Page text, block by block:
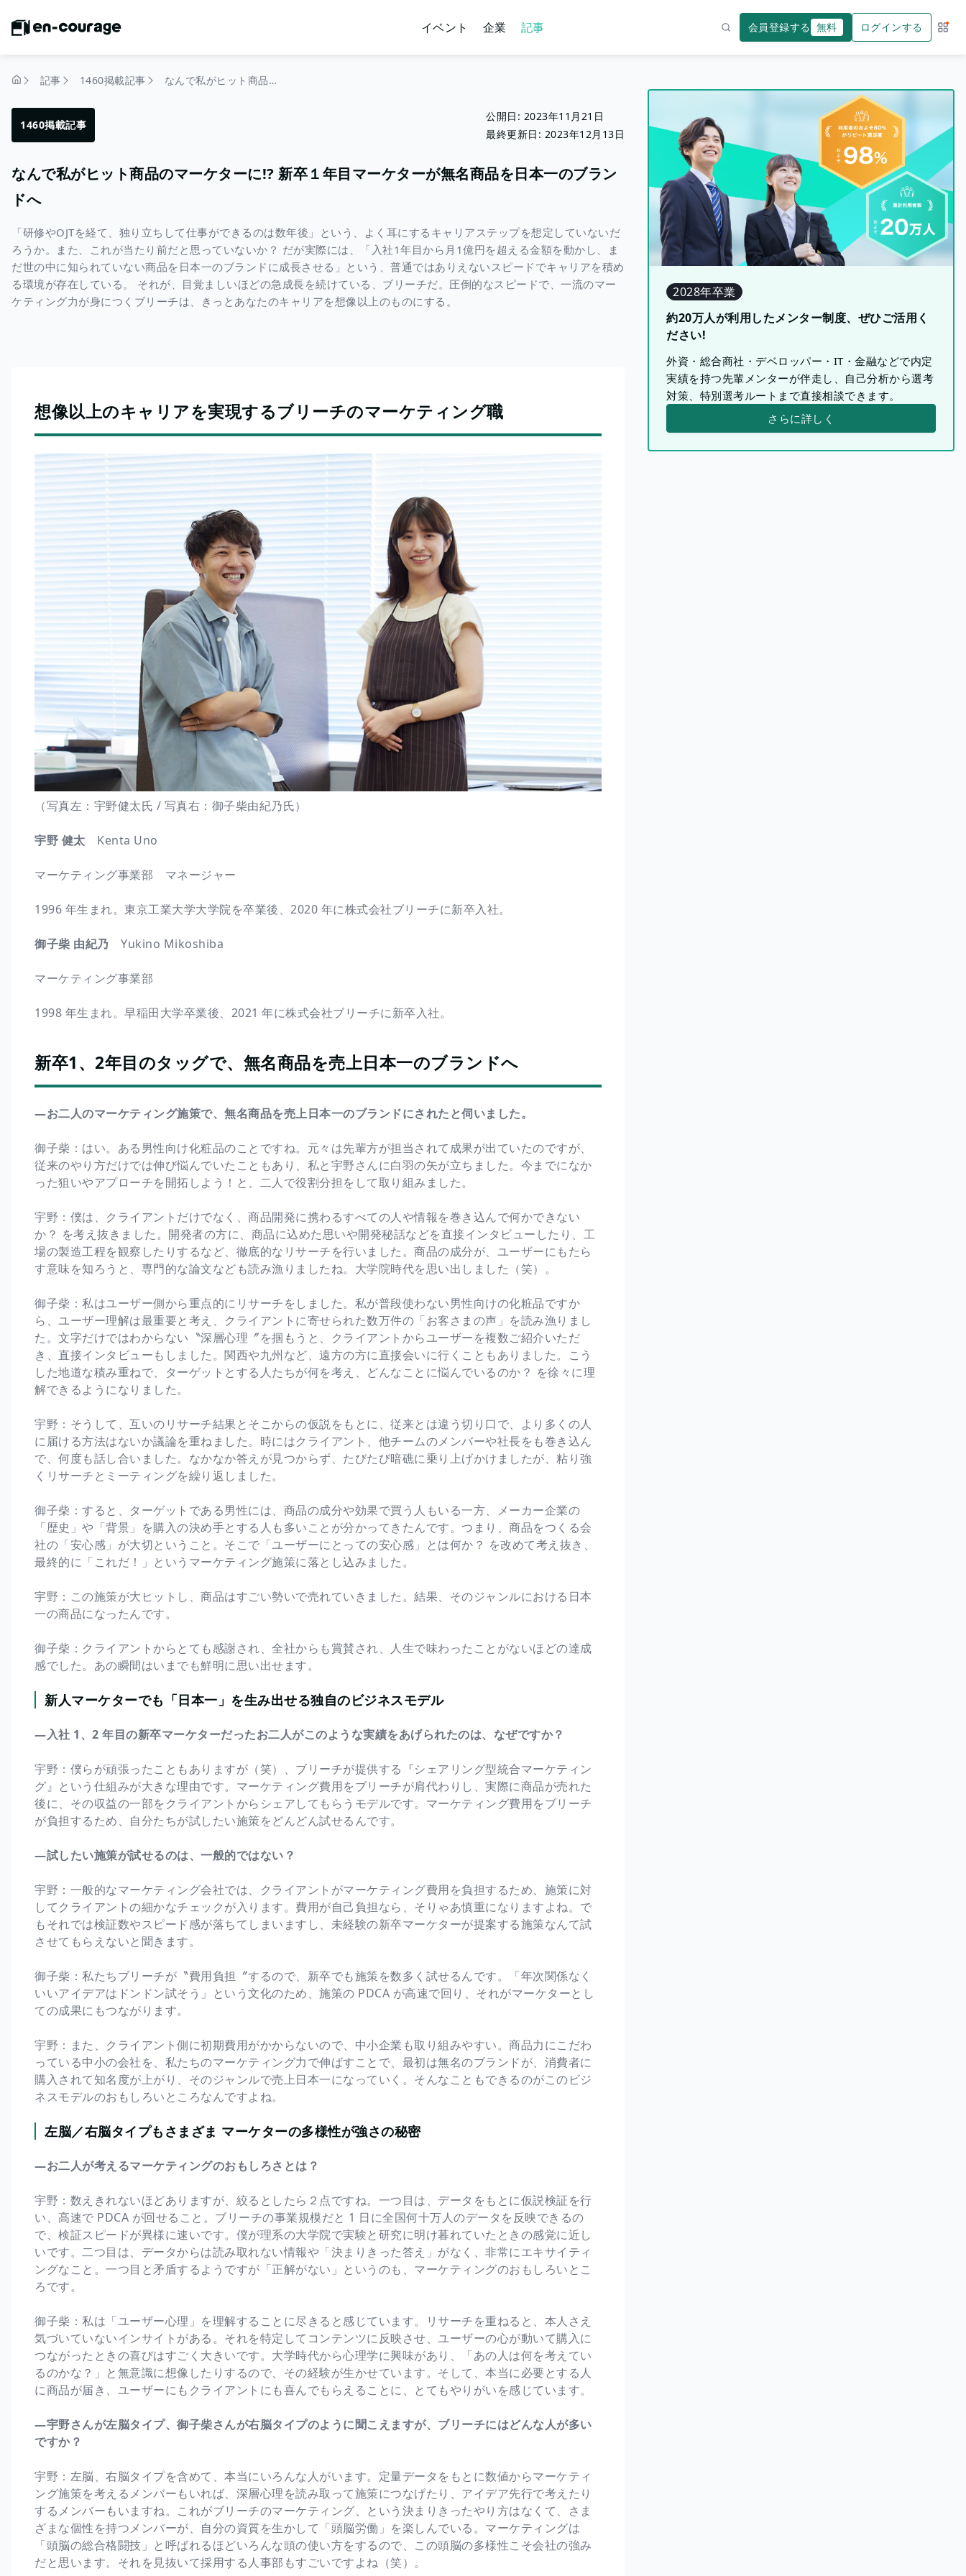
イベント 企業 記事 会員登録する 無料 ログインする サー
記事 1460掲載記事 なんで私がヒット商品のマーケターに!? 新卒１年目マーケターが無名商品を日本一のブランドへ
1460掲載記事
公開日: 2023年11月21日
最終更新日: 2023年12月13日
なんで私がヒット商品のマーケターに!? 新卒１年目マーケターが無名商品を日本一のブラン
ドへ
「研修やOJTを経て、独り立ちして仕事ができるのは数年後」という、よく耳にするキャリアステップを想定していないだ
ろうか。また、これが当たり前だと思っていないか？ だが実際には、「入社1年目から月1億円を超える金額を動かし、ま
だ世の中に知られていない商品を日本一のブランドに成長させる」という、普通ではありえないスピードでキャリアを積め
る環境が存在している。 それが、目覚ましいほどの急成長を続けている、ブリーチだ。圧倒的なスピードで、一流のマー
ケティング力が身につくブリーチは、きっとあなたのキャリアを想像以上のものにする。
想像以上のキャリアを実現するブリーチのマーケティング職
（写真左：宇野健太氏 / 写真右：御子柴由紀乃氏）
宇野 健太 Kenta Uno
マーケティング事業部 マネージャー
1996 年生まれ。東京工業大学大学院を卒業後、2020 年に株式会社ブリーチに新卒入社。
御子柴 由紀乃 Yukino Mikoshiba
マーケティング事業部
1998 年生まれ。早稲田大学卒業後、2021 年に株式会社ブリーチに新卒入社。
新卒1、2年目のタッグで、無名商品を売上日本一のブランドへ
―お二人のマーケティング施策で、無名商品を売上日本一のブランドにされたと伺いました。
御子柴：はい。ある男性向け化粧品のことですね。元々は先輩方が担当されて成果が出ていたのですが、
従来のやり方だけでは伸び悩んでいたこともあり、私と宇野さんに白羽の矢が立ちました。今までになか
った狙いやアプローチを開拓しよう！と、二人で役割分担をして取り組みました。
宇野：僕は、クライアントだけでなく、商品開発に携わるすべての人や情報を巻き込んで何かできない
か？ を考え抜きました。開発者の方に、商品に込めた思いや開発秘話などを直接インタビューしたり、工
場の製造工程を観察したりするなど、徹底的なリサーチを行いました。商品の成分が、ユーザーにもたら
す意味を知ろうと、専門的な論文なども読み漁りましたね。大学院時代を思い出しました（笑）。
御子柴：私はユーザー側から重点的にリサーチをしました。私が普段使わない男性向けの化粧品ですか
ら、ユーザー理解は最重要と考え、クライアントに寄せられた数万件の「お客さまの声」を読み漁りまし
た。文字だけではわからない〝深層心理〞を掴もうと、クライアントからユーザーを複数ご紹介いただ
き、直接インタビューもしました。関西や九州など、遠方の方に直接会いに行くこともありました。こう
した地道な積み重ねで、ターゲットとする人たちが何を考え、どんなことに悩んでいるのか？ を徐々に理
解できるようになりました。
宇野：そうして、互いのリサーチ結果とそこからの仮説をもとに、従来とは違う切り口で、より多くの人
に届ける方法はないか議論を重ねました。時にはクライアント、他チームのメンバーや社長をも巻き込ん
で、何度も話し合いました。なかなか答えが見つからず、たびたび暗礁に乗り上げかけましたが、粘り強
くリサーチとミーティングを繰り返しました。
御子柴：すると、ターゲットである男性には、商品の成分や効果で買う人もいる一方、メーカー企業の
「歴史」や「背景」を購入の決め手とする人も多いことが分かってきたんです。つまり、商品をつくる会
社の「安心感」が大切ということ。そこで「ユーザーにとっての安心感」とは何か？ を改めて考え抜き、
最終的に「これだ！」というマーケティング施策に落とし込みました。
宇野：この施策が大ヒットし、商品はすごい勢いで売れていきました。結果、そのジャンルにおける日本
一の商品になったんです。
御子柴：クライアントからとても感謝され、全社からも賞賛され、人生で味わったことがないほどの達成
感でした。あの瞬間はいまでも鮮明に思い出せます。
新人マーケターでも「日本一」を生み出せる独自のビジネスモデル
―入社 1、2 年目の新卒マーケターだったお二人がこのような実績をあげられたのは、なぜですか？
宇野：僕らが頑張ったこともありますが（笑）、ブリーチが提供する『シェアリング型統合マーケティン
グ』という仕組みが大きな理由です。マーケティング費用をブリーチが肩代わりし、実際に商品が売れた
後に、その収益の一部をクライアントからシェアしてもらうモデルです。マーケティング費用をブリーチ
が負担するため、自分たちが試したい施策をどんどん試せるんです。
―試したい施策が試せるのは、一般的ではない？
宇野：一般的なマーケティング会社では、クライアントがマーケティング費用を負担するため、施策に対
してクライアントの細かなチェックが入ります。費用が自己負担なら、そりゃあ慎重になりますよね。で
もそれでは検証数やスピード感が落ちてしまいますし、未経験の新卒マーケターが提案する施策なんて試
させてもらえないと聞きます。
御子柴：私たちブリーチが〝費用負担〞するので、新卒でも施策を数多く試せるんです。「年次関係なく
いいアイデアはドンドン試そう」という文化のため、施策の PDCA が高速で回り、それがマーケターとし
ての成果にもつながります。
宇野：また、クライアント側に初期費用がかからないので、中小企業も取り組みやすい。商品力にこだわ
っている中小の会社を、私たちのマーケティング力で伸ばすことで、最初は無名のブランドが、消費者に
購入されて知名度が上がり、そのジャンルで売上日本一になっていく。そんなこともできるのがこのビジ
ネスモデルのおもしろいところなんですよね。
左脳／右脳タイプもさまざま マーケターの多様性が強さの秘密
―お二人が考えるマーケティングのおもしろさとは？
宇野：数えきれないほどありますが、絞るとしたら２点ですね。一つ目は、データをもとに仮説検証を行
い、高速で PDCA が回せること。ブリーチの事業規模だと 1 日に全国何十万人のデータを反映できるの
で、検証スピードが異様に速いです。僕が理系の大学院で実験と研究に明け暮れていたときの感覚に近し
いです。二つ目は、データからは読み取れない情報や「決まりきった答え」がなく、非常にエキサイティ
ングなこと。一つ目と矛盾するようですが「正解がない」というのも、マーケティングのおもしろいとこ
ろです。
御子柴：私は「ユーザー心理」を理解することに尽きると感じています。リサーチを重ねると、本人さえ
気づいていないインサイトがある。それを特定してコンテンツに反映させ、ユーザーの心が動いて購入に
つながったときの喜びはすごく大きいです。大学時代から心理学に興味があり、「あの人は何を考えてい
るのかな？」と無意識に想像したりするので、その経験が生かせています。そして、本当に必要とする人
に商品が届き、ユーザーにもクライアントにも喜んでもらえることに、とてもやりがいを感じています。
―宇野さんが左脳タイプ、御子柴さんが右脳タイプのように聞こえますが、ブリーチにはどんな人が多い
ですか？
宇野：左脳、右脳タイプを含めて、本当にいろんな人がいます。定量データをもとに数値からマーケティ
ング施策を考えるメンバーもいれば、深層心理を読み取って施策につなげたり、アイデア先行で考えたり
するメンバーもいますね。これがブリーチのマーケティング、という決まりきったやり方はなくて、さま
ざまな個性を持つメンバーが、自分の資質を生かして「頭脳労働」を楽しんでいる。マーケティングは
「頭脳の総合格闘技」と呼ばれるほどいろんな頭の使い方をするので、この頭脳の多様性こそ会社の強み
だと思います。それを見抜いて採用する人事部もすごいですよね（笑）。
2028年卒業
約20万人が利用したメンター制度、ぜひご活用く
ださい!
外資・総合商社・デベロッパー・IT・金融などで内定
実績を持つ先輩メンターが伴走し、自己分析から選考
対策、特別選考ルートまで直接相談できます。
さらに詳しく